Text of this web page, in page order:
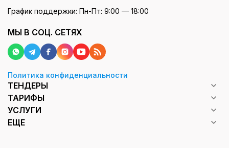
График поддержки: Пн-Пт: 9:00 — 18:00
МЫ В СОЦ. СЕТЯХ
Политика конфиденциальности
ТЕНДЕРЫ
ТАРИФЫ
УСЛУГИ
ЕЩЕ